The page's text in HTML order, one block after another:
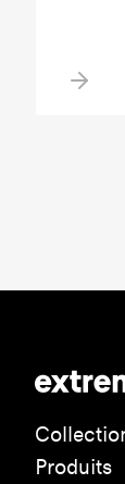
Produits